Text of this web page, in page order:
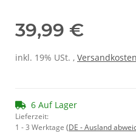
39,99 €
inkl. 19% USt. ,
6 Auf Lager
Lieferzeit:
1 - 3 Werktage (DE - Ausland